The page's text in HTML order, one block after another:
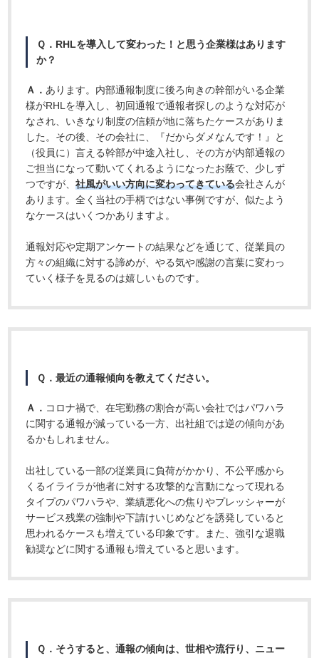
Ｑ．RHLを導入して変わった！と思う企業様はあります
か？
Ａ． あります。内部通報制度に後ろ向きの幹部がいる企業
様がRHLを導入し、初回通報で通報者探しのような対応が
なされ、いきなり制度の信頼が地に落ちたケースがありま
した。その後、その会社に、『だからダメなんです！』と
（役員に）言える幹部が中途入社し、その方が内部通報の
ご担当になって動いてくれるようになったお蔭で、少しず
つですが、社風がいい方向に変わってきている会社さんが
あります。全く当社の手柄ではない事例ですが、似たよう
なケースはいくつかありますよ。
通報対応や定期アンケートの結果などを通じて、従業員の
方々の組織に対する諦めが、やる気や感謝の言葉に変わっ
ていく様子を見るのは嬉しいものです。
Ｑ．最近の通報傾向を教えてください。
Ａ． コロナ禍で、在宅勤務の割合が高い会社ではパワハラ
に関する通報が減っている一方、出社組では逆の傾向があ
るかもしれません。
出社している一部の従業員に負荷がかかり、不公平感から
くるイライラが他者に対する攻撃的な言動になって現れる
タイプのパワハラや、業績悪化への焦りやプレッシャーが
サービス残業の強制や下請けいじめなどを誘発していると
思われるケースも増えている印象です。また、強引な退職
勧奨などに関する通報も増えていると思います。
Ｑ．そうすると、通報の傾向は、世相や流行り、ニュー